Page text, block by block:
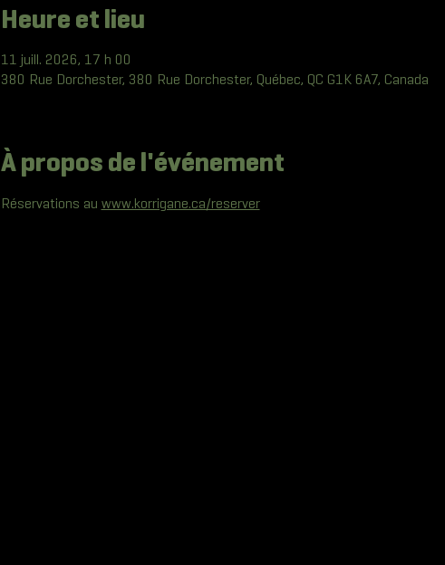
Heure et lieu
11 juill. 2026, 17 h 00
380 Rue Dorchester, 380 Rue Dorchester, Québec, QC G1K 6A7, Canada
À propos de l'événement
Réservations au www.korrigane.ca/reserver